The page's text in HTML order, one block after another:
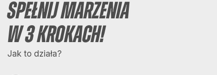
SPEŁNIJ MARZENIA
W 3 KROKACH!
Jak to działa?